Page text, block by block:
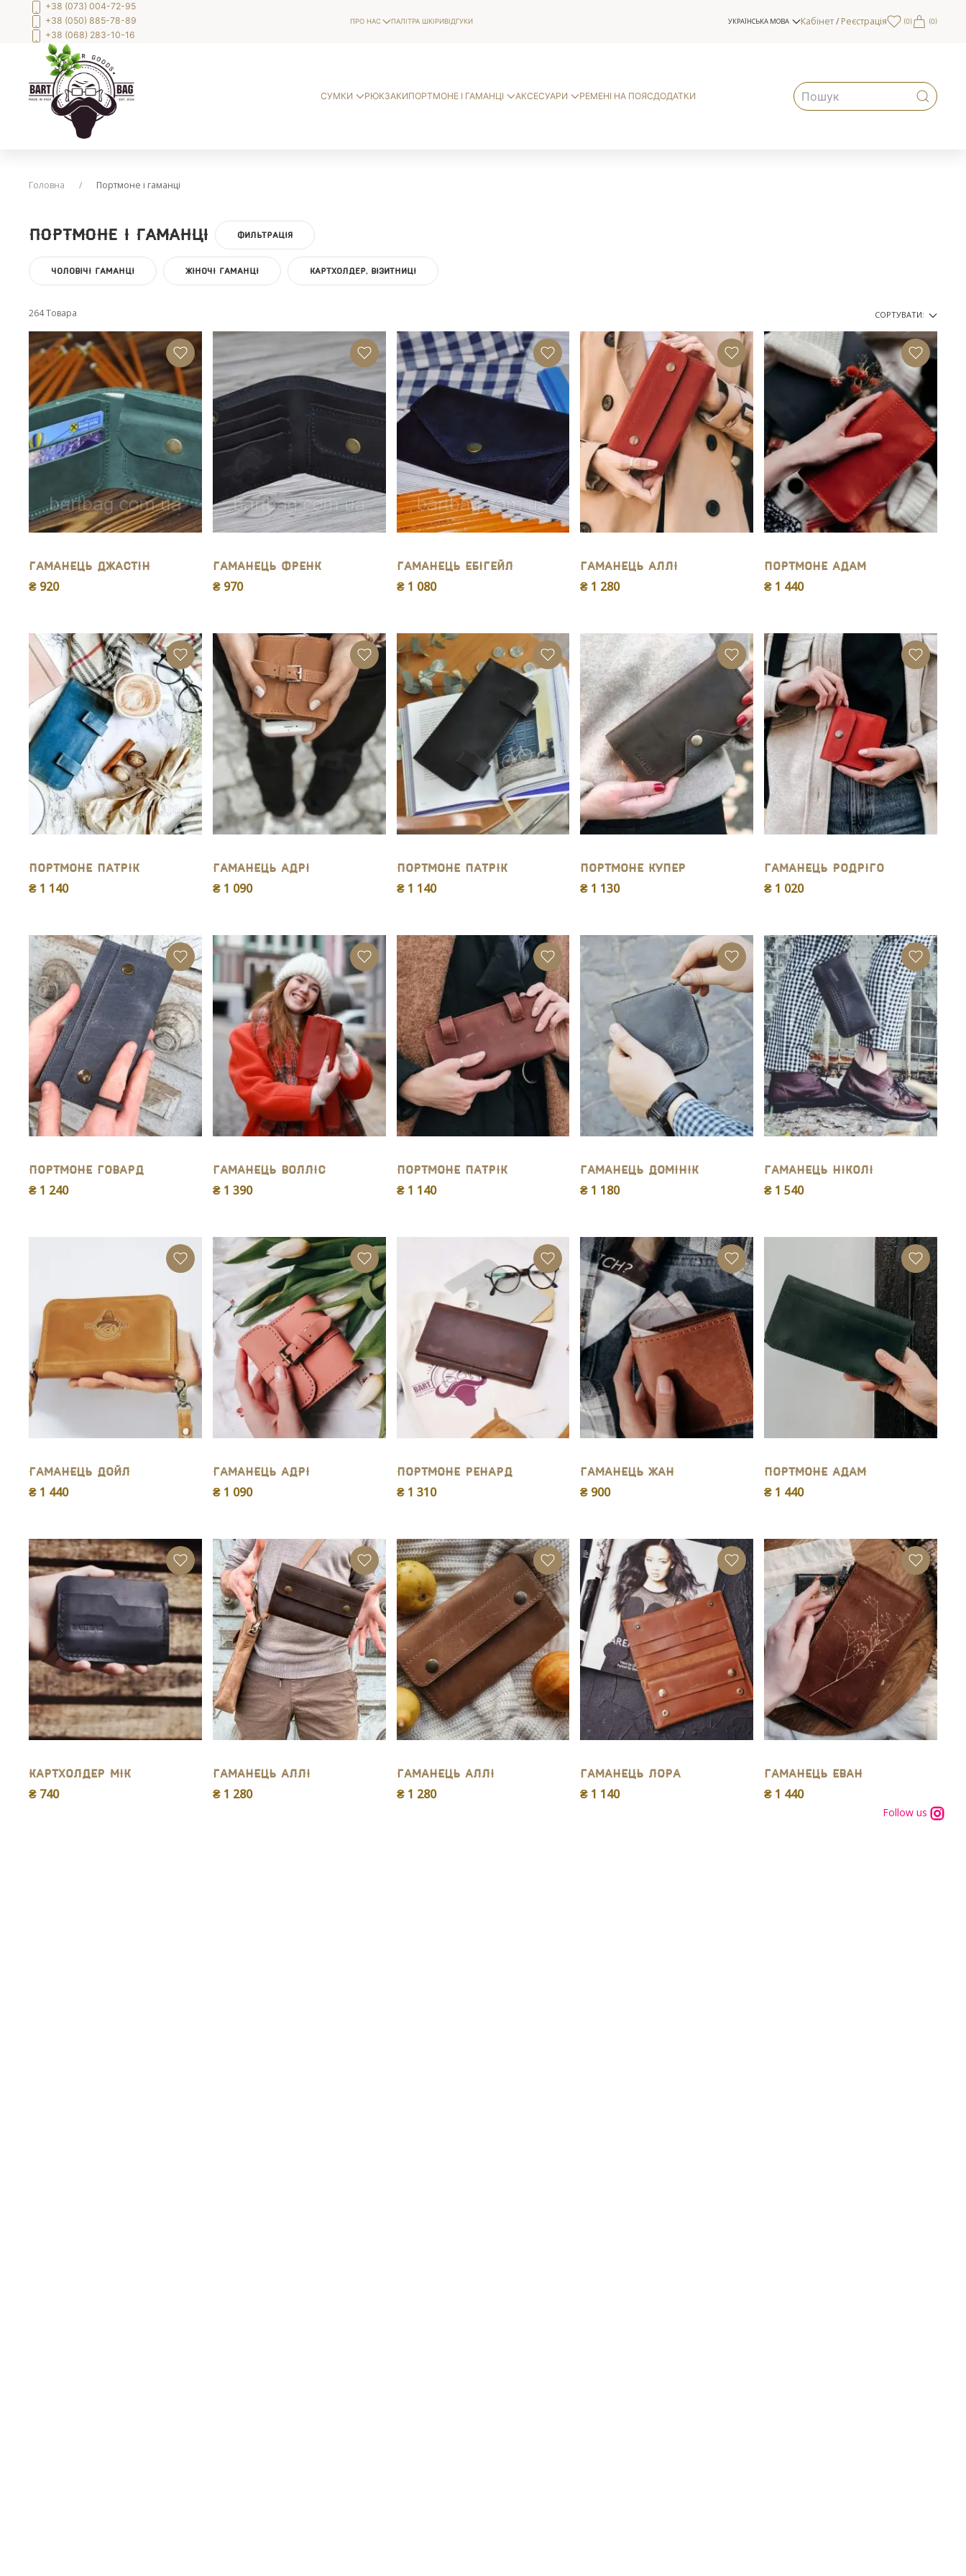
+38 (073) 004-72-95
+38 (050) 885-78-89
+38 (068) 283-10-16
ПРО НАС ПАЛІТРА ШКІРИВІДГУКИ УКРАЇНСЬКА МОВА Кабінет/Реєстрація (0) (0)
СУМКИ РЮКЗАКИПОРТМОНЕ І ГАМАНЦІ АКСЕСУАРИ РЕМЕНІ НА ПОЯСДОДАТКИ
Головна Портмоне і гаманці
Портмоне і гаманці ФИЛЬТРАЦІЯ
ЧОЛОВІЧІ ГАМАНЦІ ЖІНОЧІ ГАМАНЦІ КАРТХОЛДЕР, ВІЗИТНИЦІ
264 Товара СОРТУВАТИ:
Гаманець Джастін
₴ 920
Гаманець Френк
₴ 970
Гаманець Ебігейл
₴ 1 080
Гаманець Аллi
₴ 1 280
Портмоне Адам
₴ 1 440
Портмоне Патрік
₴ 1 140
Гаманець Адрі
₴ 1 090
Портмоне Патpiк
₴ 1 140
Портмоне Купер
₴ 1 130
Гаманець Родріго
₴ 1 020
Портмоне Говард
₴ 1 240
Гаманець Волліс
₴ 1 390
Портмоне Патpiк
₴ 1 140
Гаманець Домінік
₴ 1 180
Гаманець Ніколі
₴ 1 540
Гаманець Дойл
₴ 1 440
Гаманець Адрі
₴ 1 090
Портмоне Ренард
₴ 1 310
Гаманець Жан
₴ 900
Портмоне Адам
₴ 1 440
Картхолдер Мік
₴ 740
Гаманець Аллі
₴ 1 280
Гаманець Аллі
₴ 1 280
Гаманець Лора
₴ 1 140
Гаманець Еван
₴ 1 440
Follow us